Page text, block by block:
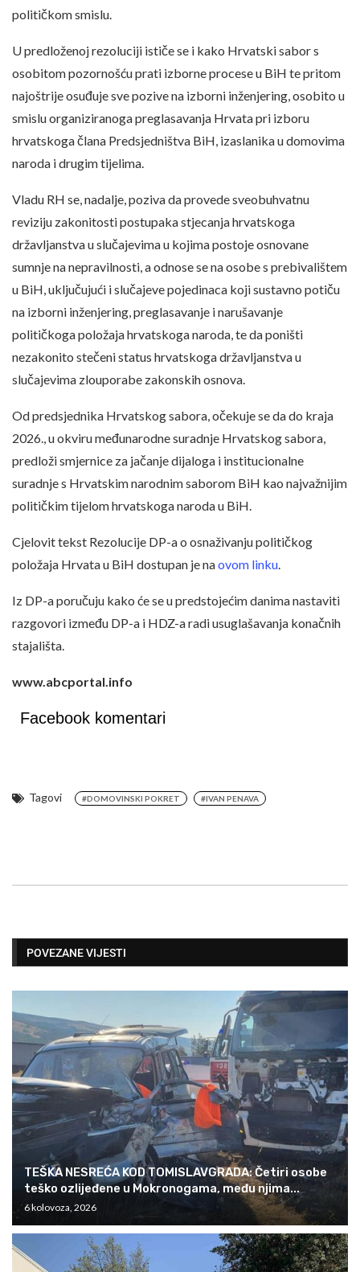
političkom smislu.
U predloženoj rezoluciji ističe se i kako Hrvatski sabor s
osobitom pozornošću prati izborne procese u BiH te pritom
najoštrije osuđuje sve pozive na izborni inženjering, osobito u
smislu organiziranoga preglasavanja Hrvata pri izboru
hrvatskoga člana Predsjedništva BiH, izaslanika u domovima
naroda i drugim tijelima.
Vladu RH se, nadalje, poziva da provede sveobuhvatnu
reviziju zakonitosti postupaka stjecanja hrvatskoga
državljanstva u slučajevima u kojima postoje osnovane
sumnje na nepravilnosti, a odnose se na osobe s prebivalištem
u BiH, uključujući i slučajeve pojedinaca koji sustavno potiču
na izborni inženjering, preglasavanje i narušavanje
političkoga položaja hrvatskoga naroda, te da poništi
nezakonito stečeni status hrvatskoga državljanstva u
slučajevima zlouporabe zakonskih osnova.
Od predsjednika Hrvatskog sabora, očekuje se da do kraja
2026., u okviru međunarodne suradnje Hrvatskog sabora,
predloži smjernice za jačanje dijaloga i institucionalne
suradnje s Hrvatskim narodnim saborom BiH kao najvažnijim
političkim tijelom hrvatskoga naroda u BiH.
Cjelovit tekst Rezolucije DP-a o osnaživanju političkog
položaja Hrvata u BiH dostupan je naovom linku
Iz DP-a poručuju kako će se u predstojećim danima nastaviti
razgovori između DP-a i HDZ-a radi usuglašavanja konačnih
stajališta.
www.abcportal.info
Facebook komentari
Tagovi #DOMOVINSKI POKRET #IVAN PENAVA
POVEZANE VIJESTI
TEŠKA NESREĆA KOD TOMISLAVGRADA: Četiri osobe
teško ozlijeđene u Mokronogama, među njima...
6 kolovoza, 2026